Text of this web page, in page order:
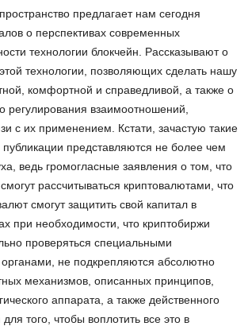
предлагает нам сегодня
о перспективах современных
технологии блокчейн. Рассказывают о
технологии, позволяющих сделать нашу
комфортной и справедливой, а также о
регулирования взаимоотношений,
с их применением. Кстати, зачастую такие
представляются не более чем
ведь громогласные заявления о том, что
рассчитываться криптовалютами, что
смогут защитить свой капитал в
при необходимости, что криптобиржи
проверяться специальными
не подкрепляются абсолютно
механизмов, описанных принципов,
аппарата, а также действенного
того, чтобы воплотить все это в